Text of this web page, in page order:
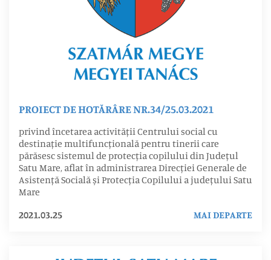
PROIECT DE HOTĂRÂRE NR.34/25.03.2021
privind încetarea activității Centrului social cu
destinație multifuncțională pentru tinerii care
părăsesc sistemul de protecția copilului din Județul
Satu Mare, aflat în administrarea Direcției Generale de
Asistență Socială și Protecția Copilului a județului Satu
Mare
2021.03.25
MAI DEPARTE